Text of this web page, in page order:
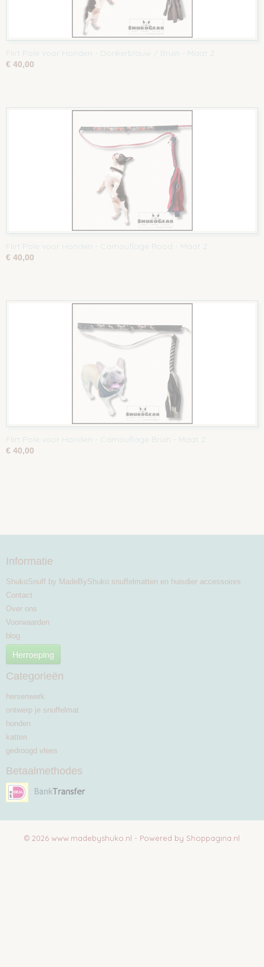
Flirt Pole voor Honden - Donkerblauw / Bruin - Maat 2
€ 40,00
Flirt Pole voor Honden - Camouflage Rood - Maat 2
€ 40,00
Flirt Pole voor Honden - Camouflage Bruin - Maat 2
€ 40,00
Informatie
ShukoSnuff by MadeByShuko snuffelmatten en huisdier accessoires
Contact
Over ons
Voorwaarden
blog
Herroeping
Categorieën
hersenwerk
ontwerp je snuffelmat
honden
katten
gedroogd vlees
Betaalmethodes
© 2026 www.madebyshuko.nl - Powered by Shoppagina.nl